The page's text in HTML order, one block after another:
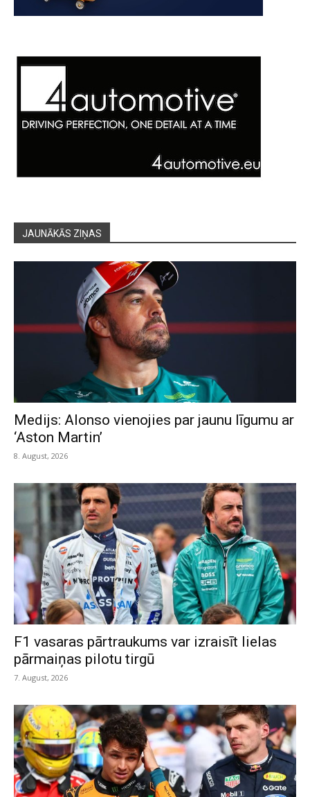
JAUNĀKĀS ZIŅAS
Medijs: Alonso vienojies par jaunu līgumu ar
‘Aston Martin’
8. August, 2026
F1 vasaras pārtraukums var izraisīt lielas
pārmaiņas pilotu tirgū
7. August, 2026